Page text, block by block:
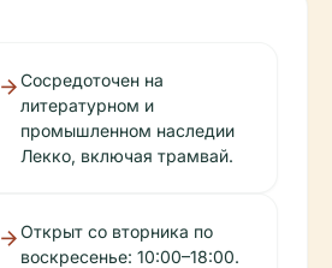
Сосредоточен на
литературном и
промышленном наследии
Лекко, включая трамвай.
Открыт со вторника по
воскресенье: 10:00–18:00.